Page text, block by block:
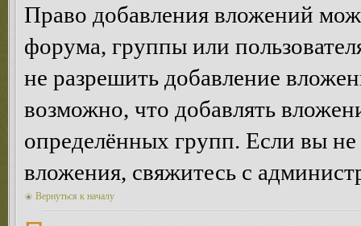
Право добавления вложений
форума, группы или
не разрешить добавление
возможно, что добавлять
определённых групп. Если вы не
вложения, свяжитесь с
Вернуться к началу